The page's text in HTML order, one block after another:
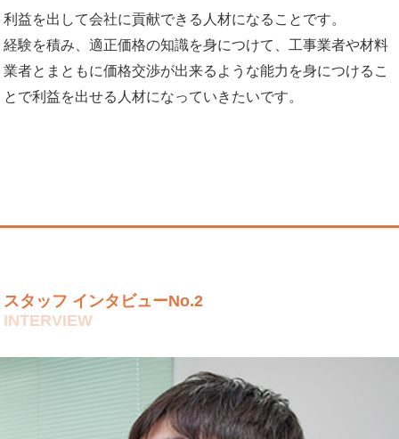
利益を出して会社に貢献できる人材になることです。
経験を積み、適正価格の知識を身につけて、工事業者や材料
業者とまともに価格交渉が出来るような能力を身につけるこ
とで利益を出せる人材になっていきたいです。
スタッフ インタビューNo.2
INTERVIEW